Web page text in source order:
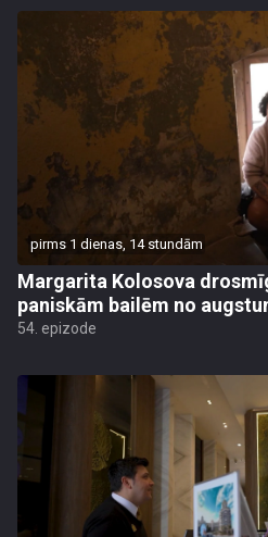
pirms 1 dienas, 14 stundām
Margarita Kolosova
paniskām bailēm no
54. epizode